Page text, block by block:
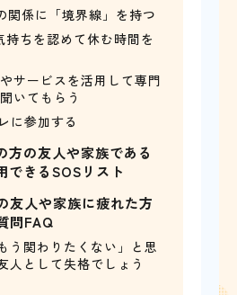
関係に「境界線」を持つ
持ちを認めて休む時間を
サービスを活用して専門
いてもらう
に参加する
方の友人や家族である
できるSOSリスト
友人や家族に疲れた方
問FAQ
う関わりたくない」と思
人として失格でしょう